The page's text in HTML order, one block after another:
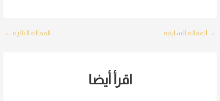
Post
→ المقالة السابقة المقالة التالية ←
اقرأ أيضا